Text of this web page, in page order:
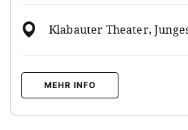
Klabauter Theater,
MEHR INFO